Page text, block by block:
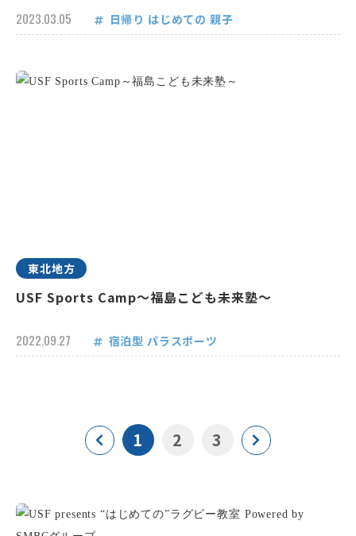
2023.03.05 日帰り はじめての 親子
東北地方
USF Sports Camp～福島こども未来塾～
2022.09.27 宿泊型 パラスポーツ
1 2 3